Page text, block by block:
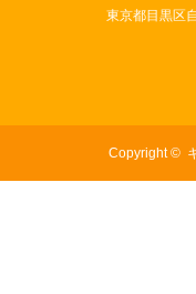
東京都目黒区
Copyright ©